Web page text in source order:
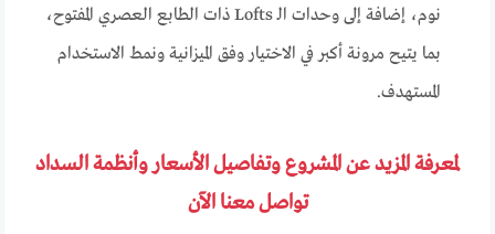
نوم، إضافة إلى وحدات الـ Lofts ذات الطابع العصري المفتوح،
بما يتيح مرونة أكبر في الاختيار وفق الميزانية ونمط الاستخدام
المستهدف.
لمعرفة المزيد عن المشروع وتفاصيل الأسعار وأنظمة السداد
تواصل معنا الآن